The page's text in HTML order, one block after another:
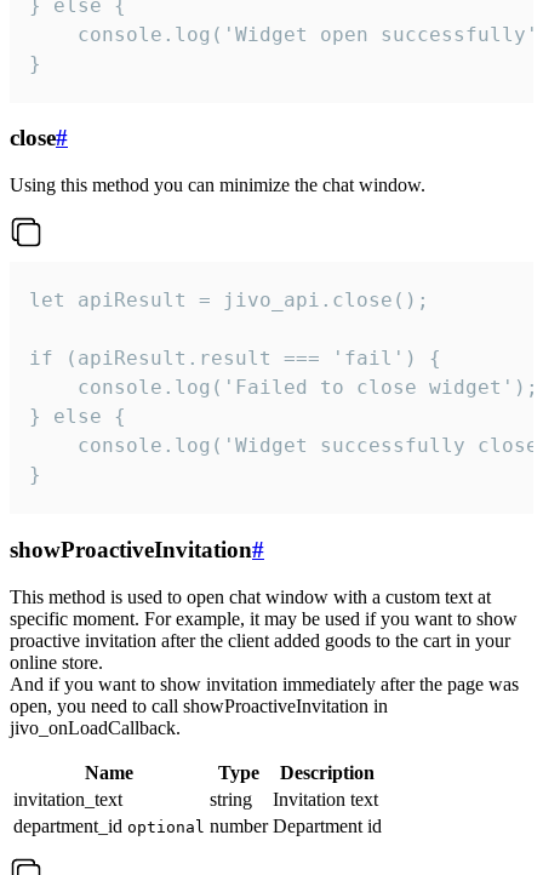
} else {
console.log('Widget open
}
close#
Using this method you can minimize the chat window.
let apiResult = jivo_api.close();
if (apiResult.result === 'fail') {
    console.log('Failed to close widget');
} else {
console.log('Widget successfully
}
showProactiveInvitation#
This method is used to open chat window with a custom text at
specific moment. For example, it may be used if you want to show
proactive invitation after the client added goods to the cart in your
online store.
And if you want to show invitation immediately after the page was
open, you need to call showProactiveInvitation in
jivo_onLoadCallback.
Name Type
Description
invitation_text
string
Invitation text
department_id optional number Department id